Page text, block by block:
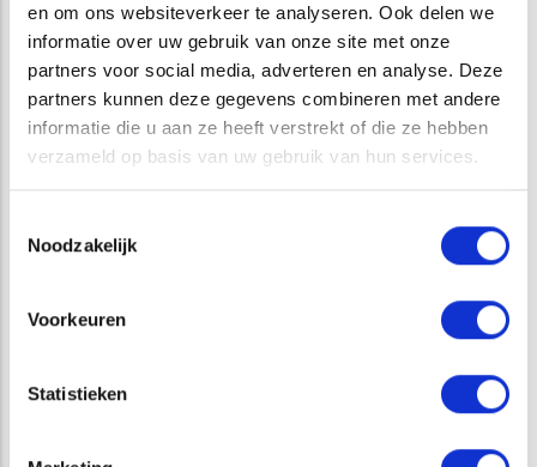
en om ons websiteverkeer te analyseren. Ook delen we
informatie over uw gebruik van onze site met onze
partners voor social media, adverteren en analyse. Deze
partners kunnen deze gegevens combineren met andere
informatie die u aan ze heeft verstrekt of die ze hebben
verzameld op basis van uw gebruik van hun services.
Noodzakelijk
Voorkeuren
Statistieken
terecht voor deskundig onderzoek en advies over
water(beheer) binnen uw situatie.
GERELATEERDE PROJECTEN